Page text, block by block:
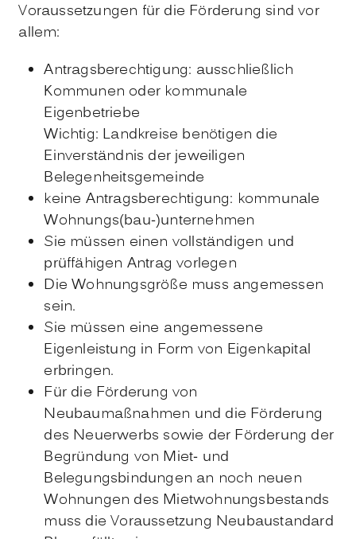
Voraussetzungen für die Förderung sind vor
allem:
Antragsberechtigung: ausschließlich
Kommunen oder kommunale
Eigenbetriebe
Wichtig: Landkreise benötigen die
Einverständnis der jeweiligen
Belegenheitsgemeinde
keine Antragsberechtigung: kommunale
Wohnungs(bau-)unternehmen
Sie müssen einen vollständigen und
prüffähigen Antrag vorlegen
Die Wohnungsgröße muss angemessen
sein.
Sie müssen eine angemessene
Eigenleistung in Form von Eigenkapital
erbringen.
Für die Förderung von
Neubaumaßnahmen und die Förderung
des Neuerwerbs sowie der Förderung der
Begründung von Miet- und
Belegungsbindungen an noch neuen
Wohnungen des Mietwohnungsbestands
muss die Voraussetzung Neubaustandard